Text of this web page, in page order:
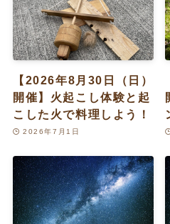
【2026年8月30日（日）
開催】火起こし体験と起
こした火で料理しよう！
2026年7月1日